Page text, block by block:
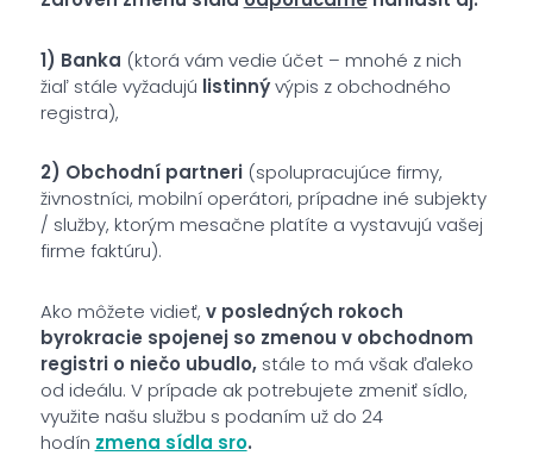
1) Banka (ktorá vám vedie účet – mnohé z nich
žiaľ stále vyžadujú listinnývýpis z obchodného
registra),
2) Obchodní partneri (spolupracujúce firmy,
živnostníci, mobilní operátori, prípadne iné subjekty
/ služby, ktorým mesačne platíte a vystavujú vašej
firme faktúru).
Ako môžete vidieť, v posledných rokoch
byrokracie spojenej so zmenou v obchodnom
registri o niečo ubudlo,stále to má však ďaleko
od ideálu. V prípade ak potrebujete zmeniť sídlo,
využite našu službu s podaním už do 24
hodín zmena sídla sro.